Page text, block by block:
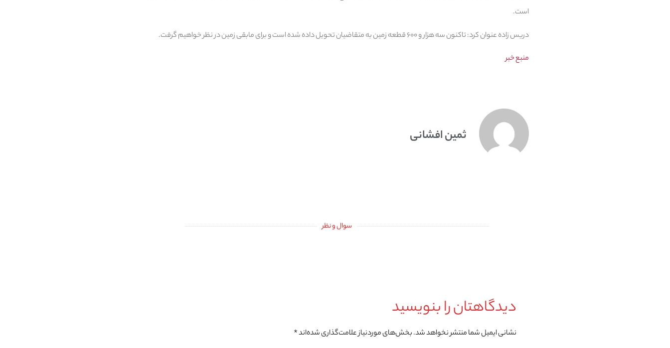
است.
دریس زاده عنوان کرد: تاکنون سه هزار و ۶۰۰ قطعه زمین به متقاضیان تحویل داده شده است و برای مابقی زمین در نظر خواهیم گرفت.
منبع خبر
ثمین افشانی
سوال و نظر
دیدگاهتان را بنویسید
نشانی ایمیل شما منتشر نخواهد شد.بخش‌های موردنیاز علامت‌گذاری شده‌اند*